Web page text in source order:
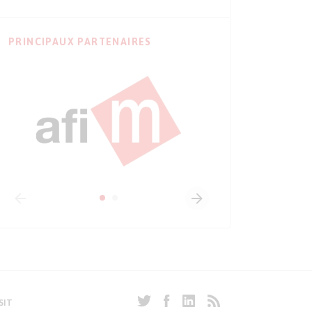
PRINCIPAUX PARTENAIRES